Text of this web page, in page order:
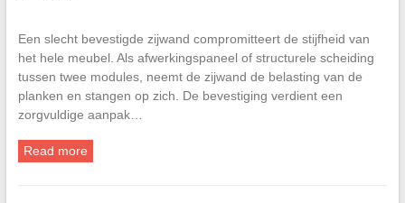
Een slecht bevestigde zijwand compromitteert de stijfheid van
het hele meubel. Als afwerkingspaneel of structurele scheiding
tussen twee modules, neemt de zijwand de belasting van de
planken en stangen op zich. De bevestiging verdient een
zorgvuldige aanpak…
Read more